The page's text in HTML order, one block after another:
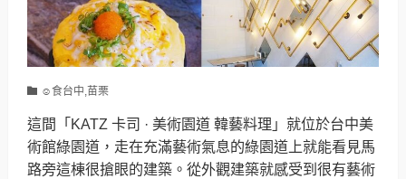
☺食台中,苗栗
這間「KATZ 卡司 · 美術園道 韓藝料理」就位於台中美
術館綠園道，走在充滿藝術氣息的綠園道上就能看見馬
路旁這棟很搶眼的建築。從外觀建築就感受到很有藝術